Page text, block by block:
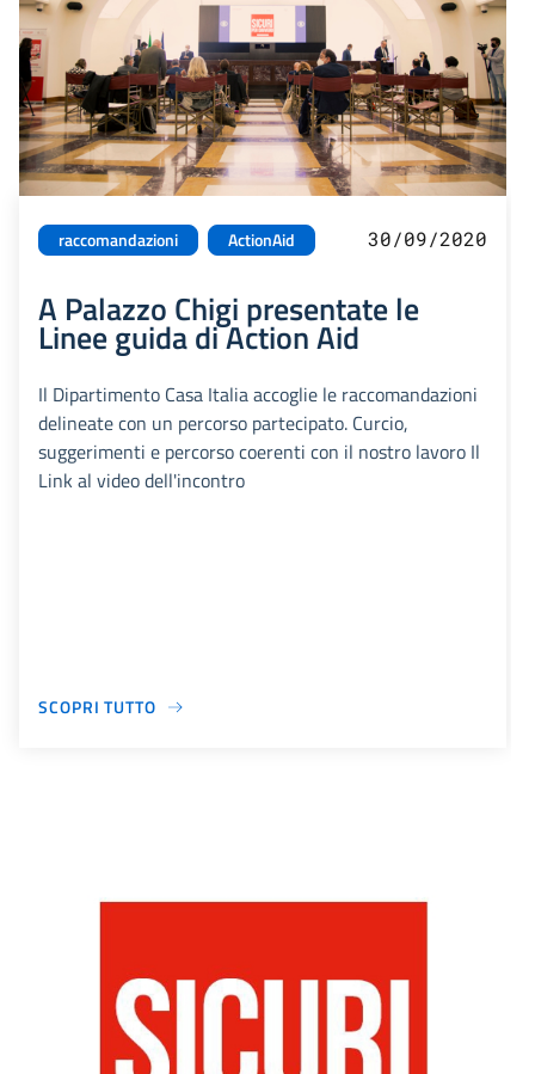
raccomandazioni ActionAid 30/09/2020
A Palazzo Chigi presentate le
Linee guida di Action Aid
Il Dipartimento Casa Italia accoglie le raccomandazioni
delineate con un percorso partecipato. Curcio,
suggerimenti e percorso coerenti con il nostro lavoro Il
Link al video dell'incontro
SCOPRI TUTTO